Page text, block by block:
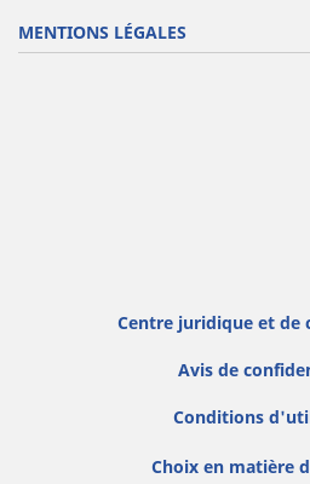
MENTIONS LÉGALES
Centre juridique et de
Avis de
Conditions
Choix en matière